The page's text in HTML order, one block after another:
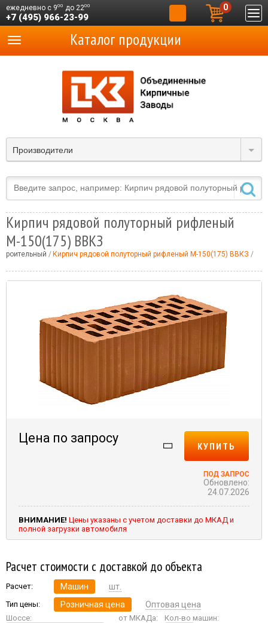
ежедневно с 900 до 2200
+7 (495) 966-23-99
0
Производители
Каталог продукции
Кирпич рядовой полуторный рифленый
М-150(175) ВВКЗ
Кирпич рядовой полуторный рифленый М-150(175) ВВКЗ
Цена по запросу
КУПИТЬ
Обновлено:
24.07.2026
ВНИМАНИЕ! Цены указаны с учетом доставки до МКАД и
полной загрузки автомобиля
Расчет стоимости с доставкой до объекта
Расчет: Машин шт.
Тип цены: Розничная цена Оптовая цена
Шоссе: от МКАДа: Кол-во машин: